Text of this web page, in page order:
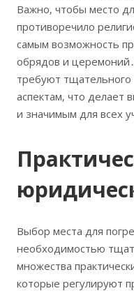
Важно‚ чтобы место
противоречило
самым возможность
обрядов и
требуют
аспектам‚ что
и значимым для всех
Выбор места для
необходимостью
множества
которые регулируют